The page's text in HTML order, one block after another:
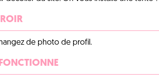
de photo de profil.